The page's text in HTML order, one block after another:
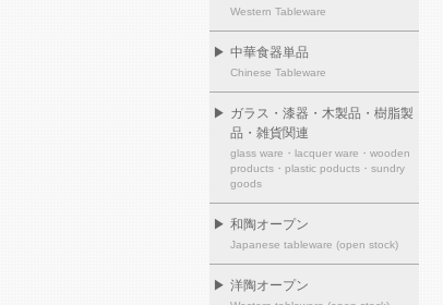
Western Tableware
▶ 中華食器単品
Chinese Tableware
▶ ガラス・漆器・木製品・樹脂製
品・雑貨関連
glass ware・lacquer ware・wooden
products・plastic poducts・sundry
goods
▶ 和陶オープン
Japanese tableware (open stock)
▶ 洋陶オープン